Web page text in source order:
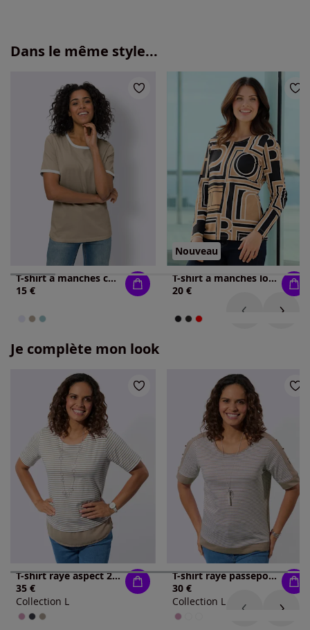
Dans le même style...
T-shirt à manches courtes passepoils contrastés tendance
15 €
Nouveau
T-shirt à manches longues imprimé graphique
20 €
Je complète mon look
T-shirt rayé aspect 2 en 1
35 €
Collection L
T-shirt rayé passepoil contrasté
30 €
Collection L